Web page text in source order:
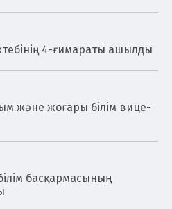
4-ғимараты ашылды
және жоғары білім вице-
басқармасының